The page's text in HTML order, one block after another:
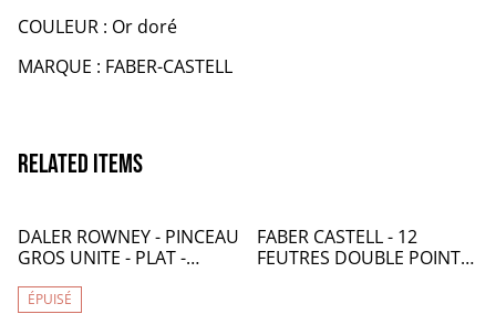
COULEUR : Or doré
MARQUE : FABER-CASTELL
Related items
DALER ROWNEY - PINCEAU
GROS UNITE - PLAT -
ÉPUISÉ
FABER CASTELL - 12
FEUTRES DOUBLE POINTE